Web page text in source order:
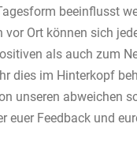
beeinflusst
vor Ort können sich
als auch zum
dies im Hinterkopf
unseren abweichen
euer Feedback und